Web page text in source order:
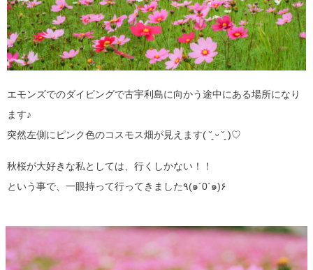
エモンズでのダイビングで古宇利島に向かう途中にある場所になり
ます♪
突然左側にピンク色のコスモス畑が見えます( ˘͈ ᵕ ˘͈ )♡
秋桜が大好きな私としては、行くしかない！！
という事で、一眼持って行ってきました٩(๑´0`๑)۶